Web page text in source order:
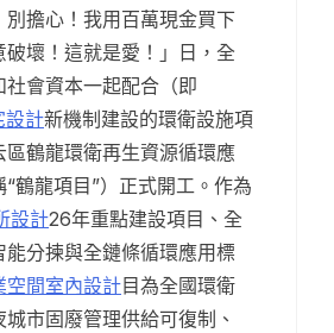
擔心！我用百萬現金買下
壞！這就是愛！」日，全
社會資本一起配合（即
設計新機制建設的環衛設施項
鶴龍環衛再生資源循環應
鶴龍項目”）正式開工。作為
設計26年重點建設項目、全
能分揀與全鏈條循環應用標
空間室內設計目為全國環衛
市固廢管理供給可復制、